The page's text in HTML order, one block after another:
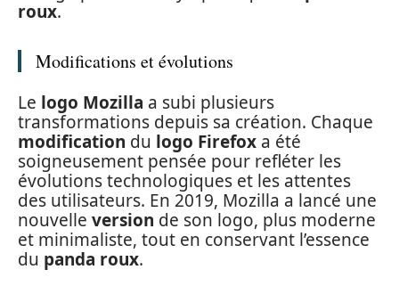
roux.
Modifications et évolutions
Le logo Mozilla a subi plusieurs
transformations depuis sa création. Chaque
modification du logo Firefox a été
soigneusement pensée pour refléter les
évolutions technologiques et les attentes
des utilisateurs. En 2019, Mozilla a lancé une
nouvelle version de son logo, plus moderne
et minimaliste, tout en conservant l’essence
du panda roux.